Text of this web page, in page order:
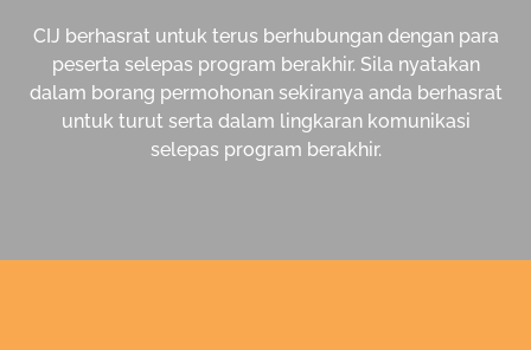
CIJ berhasrat untuk terus berhubungan dengan para
peserta selepas program berakhir. Sila nyatakan
dalam borang permohonan sekiranya anda berhasrat
untuk turut serta dalam lingkaran komunikasi
selepas program berakhir.